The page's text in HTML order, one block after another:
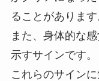
ることがあります
また、身体的な
示すサインです。
これらのサイン